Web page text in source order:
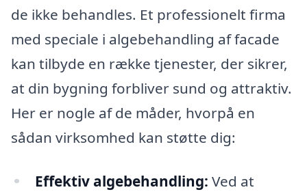
de ikke behandles. Et professionelt firma
med speciale i algebehandling af facade
kan tilbyde en række tjenester, der sikrer,
at din bygning forbliver sund og attraktiv.
Her er nogle af de måder, hvorpå en
sådan virksomhed kan støtte dig:
Effektiv algebehandling: Ved at